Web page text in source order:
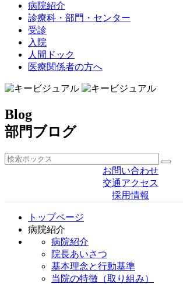
病院紹介
診療科・部門・センター
受診
入院
人間ドック
医療関係者の方へ
Blog
部門ブログ
お問い合わせ
交通アクセス
採用情報
トップページ
病院紹介
病院紹介
院長あいさつ
基本理念と行動基準
当院の特徴（取り組み）